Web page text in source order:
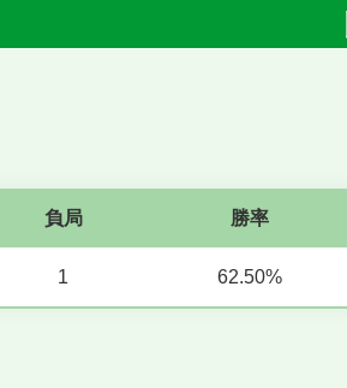
負局 勝率
1 62.50%